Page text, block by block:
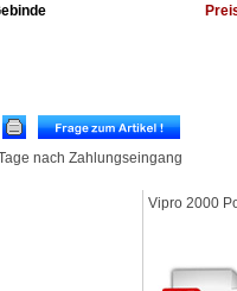
nach Zahlungseingang
Vipro 2000